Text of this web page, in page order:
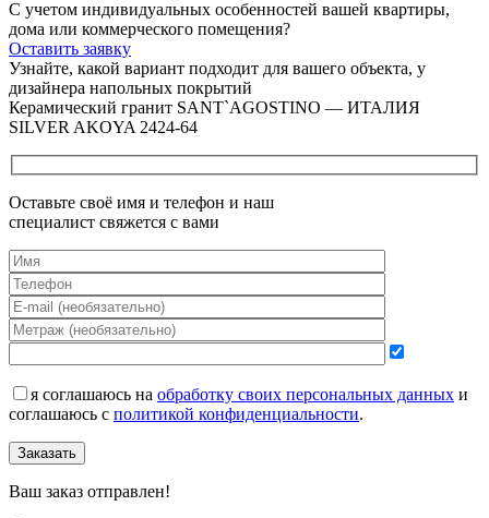
С учетом индивидуальных особенностей вашей квартиры,
дома или коммерческого помещения?
Оставить заявку
Узнайте, какой вариант подходит для вашего объекта, у
дизайнера напольных покрытий
Керамический гранит SANT`AGOSTINO — ИТАЛИЯ
SILVER AKOYA 2424-64
Оставьте своё имя и телефон и наш
специалист свяжется с вами
я соглашаюсь на обработку своих персональных данных и
соглашаюсь с политикой конфиденциальности.
Заказать
Ваш заказ отправлен!